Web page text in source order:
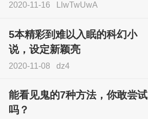
2020-11-16 LlwTwUwA
5本精彩到难以入眠的科幻小
说，设定新颖亮
2020-11-08 dz4
能看见鬼的7种方法，你敢尝试
吗？